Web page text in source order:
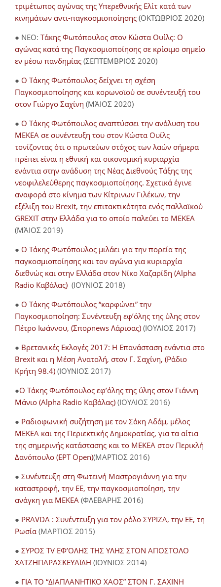
τριμέτωπος αγώνας της Υπερεθνικής Ελίτ κατά των
κινημάτων αντι-παγκοσμιοποίησης (ΟΚΤΩΒΡΙΟΣ 2020)
● NEO: Τάκης Φωτόπουλος στον Κώστα Ουίλς: Ο
αγώνας κατά της Παγκοσμιοποίησης σε κρίσιμο σημείο
εν μέσω πανδημίας (ΣΕΠΤΕΜΒΡΙΟΣ 2020)
● Ο Τάκης Φωτόπουλος δείχνει τη σχέση
Παγκοσμιοποίησης και κορωνοϊού σε συνέντευξή του
στον Γιώργο Σαχίνη (ΜΆΙΟΣ 2020)
● O Τάκης Φωτόπουλος αναπτύσσει την ανάλυση του
ΜΕΚΕΑ σε συνέντευξη του στον Κώστα Ουίλς
τονίζοντας ότι ο πρωτεύων στόχος των λαών σήμερα
πρέπει είναι η εθνική και οικονομική κυριαρχία
ενάντια στην ανάδυση της Νέας Διεθνούς Τάξης της
νεοφιλελεύθερης παγκοσμιοποίησης. Σχετικά έγινε
αναφορά στο κίνημα των Κίτρινων Γιλέκων, την
εξέλιξη του Brexit, την επιτακτικότητα ενός παλλαϊκού
GREXIT στην Ελλάδα για το οποίο παλεύει το ΜΕΚΕΑ
(ΜΆΙΟΣ 2019)
● Ο Τάκης Φωτόπουλος μιλάει για την πορεία της
παγκοσμιοποίησης και τον αγώνα για κυριαρχία
διεθνώς και στην Ελλάδα στον Νίκο Χαζαρίδη (Alpha
Radio Καβάλας) (ΙΟΥΝΙΟΣ 2018)
● Ο Τάκης Φωτόπουλος “καρφώνει” την
Παγκοσμιοποίηση: Συνέντευξη εφ’όλης της ύλης στον
Πέτρο Ιωάννου, (Σπορnews Λάρισας) (ΙΟΥΛΙΟΣ 2017)
● Βρετανικές Εκλογές 2017: Η Επανάσταση ενάντια στο
Brexit και η Μέση Ανατολή, στον Γ. Σαχίνη, (Ράδιο
Κρήτη 98.4) (ΙΟΥΝΙΟΣ 2017)
●O Τάκης Φωτόπουλος εφ’όλης της ύλης στον Γιάννη
Μάνιο (Alpha Radio Καβάλας) (ΙΟΥΛΙΟΣ 2016)
● Ραδιοφωνική συζήτηση με τον Σάκη Αδάμ, μέλος
ΜΕΚΕΑ και της Περιεκτικής Δημοκρατίας, για τα αίτια
της σημερινής κατάστασης και το ΜΕΚΕΑ στον Περικλή
Δανόπουλο (ΕΡΤ Open)(ΜΑΡΤΙΟΣ 2016)
● Συνέντευξη στη Φωτεινή Μαστρογιάννη για την
καταστροφή, την ΕΕ, την παγκοσμιοποίηση, την
ανάγκη για ΜΕΚΕΑ (ΦΛΕΒΑΡΗΣ 2016)
● PRAVDA : Συνέντευξη για τον ρόλο ΣΥΡΙΖΑ, την ΕΕ, τη
Ρωσία (ΜΑΡΤΙΟΣ 2015)
● ΣΥΡΟΣ TV ΕΦ’ΟΛΗΣ ΤΗΣ ΥΛΗΣ ΣΤΟΝ ΑΠΟΣΤΟΛΟ
ΧΑΤΖΗΠΑΡΑΣΚΕΥΑΪΔΗ (ΙΟΥΝΙΟΣ 2014)
● ΓΙΑ ΤΟ “ΔΙΑΠΛΑΝΗΤΙΚΟ ΧΑΟΣ” ΣΤΟΝ Γ. ΣΑΧΙΝΗ